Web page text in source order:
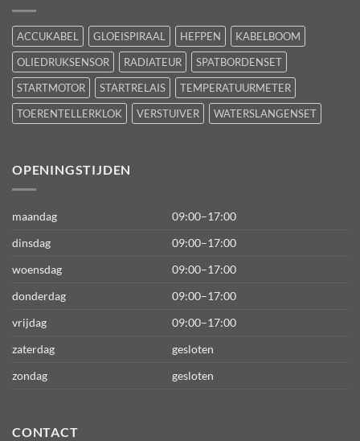
ACCUKABEL GLOEISPIRAAL HEFPEN
KABELBOOM
OLIEDRUKSENSOR
RADIATEUR
SPATBORDENSET
STARTMOTOR
STARTRELAIS
TEMPERATUURMETER
TOERENTELLERKLOK
VERSTUIVER WATERSLANGENSET
OPENINGSTIJDEN
maandag
09:00–17:00
dinsdag
09:00–17:00
woensdag
09:00–17:00
donderdag
09:00–17:00
vrijdag
09:00–17:00
zaterdag
gesloten
zondag
gesloten
CONTACT